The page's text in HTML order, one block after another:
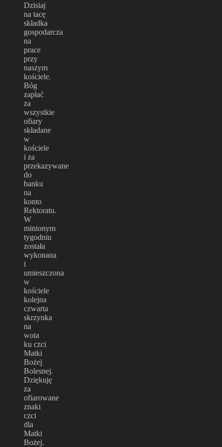
Dzisiaj
na tacę
składka
gospodarcza
na
prace
przy
naszym
kościele.
Bóg
zapłać
za
wszystkie
ofiary
składane
w
kościele
i za
przekazywane
do
banku
na
konto
Rektoratu.
W
minionym
tygodniu
została
wykonana
i
umieszczona
w
kościele
kolejna
czwarta
skrzynka
na
wota
ku czci
Matki
Bożej
Bolesnej.
Dziękuję
za
ofiarowane
znaki
czci
dla
Matki
Bożej.